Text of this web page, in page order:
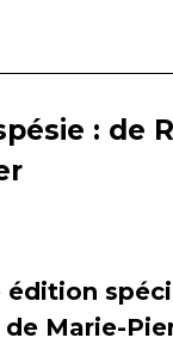
: de
Marie-